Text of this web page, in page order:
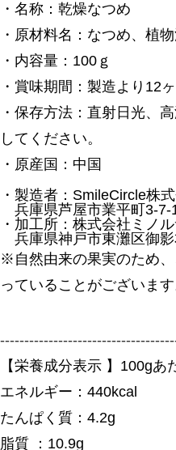
・名称：乾燥なつめ
・原材料名：なつめ、植
・内容量：100ｇ
・賞味期間：製造より12ヶ
・保存方法：直射日光、
してください。
・原産国：中国
・製造者：SmileCircle株
兵庫県芦屋市業平町3-7-
・加工所：株式会社ミノ
兵庫県神戸市東灘区御
※自然由来の果実のため
っていることがございます
【栄養成分表示 】100gあ
エネルギー：440kcal
たんぱく質：4.2g
脂質 ：10.9g